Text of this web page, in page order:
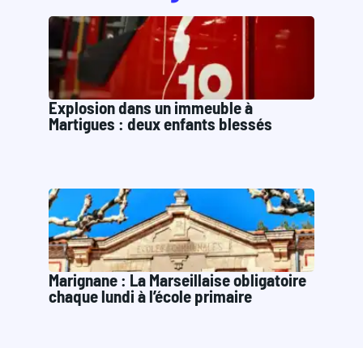
Explosion dans un immeuble à
Martigues : deux enfants blessés
Marignane : La Marseillaise obligatoire
chaque lundi à l’école primaire